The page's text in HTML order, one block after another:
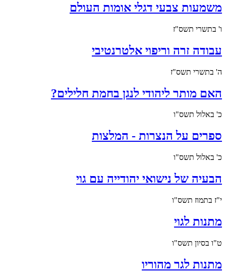
משמעות צבעי דגלי אומות העולם
ו' בתשרי תשס"ז
עבודה זרה וריפוי אלטרנטיבי
ה' בתשרי תשס"ז
האם מותר ליהודי לנגן בחמת חלילים?
כ' באלול תשס"ו
ספרים על הנצרות - המלצות
כ' באלול תשס"ו
הבעיה של נישואי יהודייה עם גוי
י"ז בתמוז תשס"ו
מתנות לגוי
ט"ו בסיון תשס"ו
מתנות לגר מהוריו